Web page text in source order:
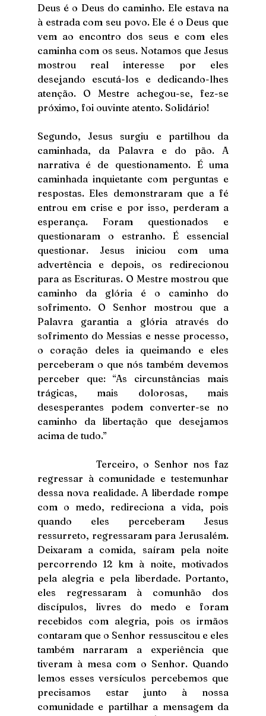
Deus é o Deus do caminho. Ele estava na
à estrada com seu povo. Ele é o Deus que
vem ao encontro dos seus e com eles
caminha com os seus. Notamos que Jesus
mostrou real interesse por eles
desejando escutá-los e dedicando-lhes
atenção. O Mestre achegou-se, fez-se
próximo, foi ouvinte atento. Solidário!
Segundo, Jesus surgiu e partilhou da
caminhada, da Palavra e do pão. A
narrativa é de questionamento. É uma
caminhada inquietante com perguntas e
respostas. Eles demonstraram que a fé
entrou em crise e por isso, perderam a
esperança. Foram questionados e
questionaram o estranho. É essencial
questionar. Jesus iniciou com uma
advertência e depois, os redirecionou
para as Escrituras. O Mestre mostrou que
caminho da glória é o caminho do
sofrimento. O Senhor mostrou que a
Palavra garantia a glória através do
sofrimento do Messias e nesse processo,
o coração deles ia queimando e eles
perceberam o que nós também devemos
perceber que: “As circunstâncias mais
trágicas, mais dolorosas, mais
desesperantes podem converter-se no
caminho da libertação que desejamos
acima de tudo.”
            Terceiro, o Senhor nos faz
regressar à comunidade e testemunhar
dessa nova realidade. A liberdade rompe
com o medo, redireciona a vida, pois
quando eles perceberam Jesus
ressurreto, regressaram para Jerusalém.
Deixaram a comida, saíram pela noite
percorrendo 12 km à noite, motivados
pela alegria e pela liberdade. Portanto,
eles regressaram à comunhão dos
discípulos, livres do medo e foram
recebidos com alegria, pois os irmãos
contaram que o Senhor ressuscitou e eles
também narraram a experiência que
tiveram à mesa com o Senhor. Quando
lemos esses versículos percebemos que
precisamos estar junto à nossa
comunidade e partilhar a mensagem da